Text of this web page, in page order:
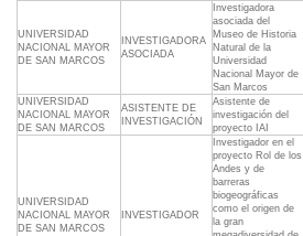
UNIVERSIDAD
NACIONAL MAYOR
DE SAN MARCOS
INVESTIGADORA
ASOCIADA
Investigadora
asociada del
Museo de Historia
Natural de la
Universidad
Nacional Mayor de
San Marcos
UNIVERSIDAD
NACIONAL MAYOR
DE SAN MARCOS
ASISTENTE DE
INVESTIGACIÓN
Asistente de
investigación del
proyecto IAI
UNIVERSIDAD
NACIONAL MAYOR
DE SAN MARCOS
INVESTIGADOR
Investigador en el
proyecto Rol de los
Andes y de
barreras
biogeográficas
como el origen de
la gran